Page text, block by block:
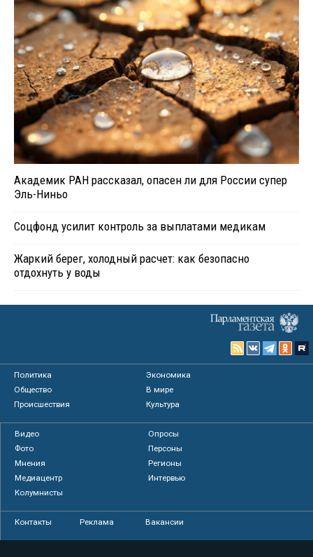
Академик РАН рассказал, опасен ли для России супер
Эль-Ниньо
Соцфонд усилит контроль за выплатами медикам
Жаркий берег, холодный расчет: как безопасно
отдохнуть у воды
Политика
Экономика
Общество
В мире
Происшествия
Культура
Видео
Опросы
Фото
Персоны
Мнения
Регионы
Медиацентр
Интервью
Колумнисты
Контакты Реклама Вакансии